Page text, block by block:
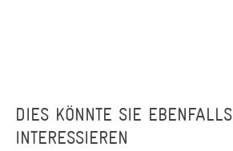
DIES KÖNNTE SIE EBENFALLS
INTERESSIEREN